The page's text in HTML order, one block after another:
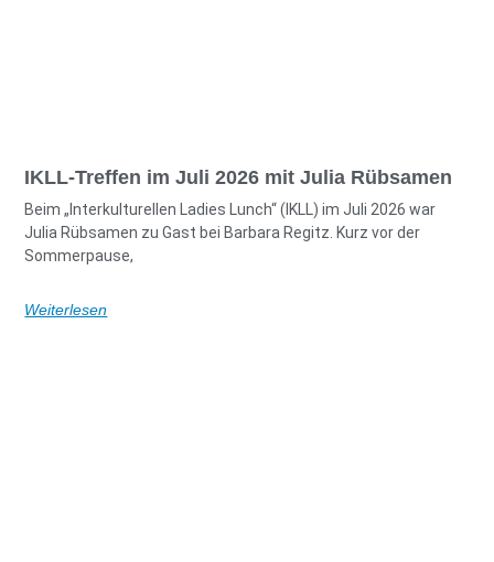
IKLL-Treffen im Juli 2026 mit Julia Rübsamen
Beim „Interkulturellen Ladies Lunch“ (IKLL) im Juli 2026 war
Julia Rübsamen zu Gast bei Barbara Regitz. Kurz vor der
Sommerpause,
Weiterlesen